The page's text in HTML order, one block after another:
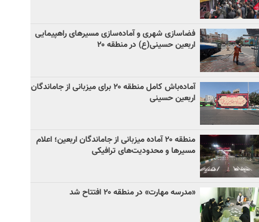
فضاسازی شهری و آماده‌سازی مسیرهای راهپیمایی
اربعین حسینی(ع) در منطقه ۲۰
آماده‌باش کامل منطقه ۲۰ برای میزبانی از جاماندگان
اربعین حسینی
منطقه ۲۰ آماده میزبانی از جاماندگان اربعین؛ اعلام
مسیرها و محدودیت‌های ترافیکی
«مدرسه مهارت» در منطقه ۲۰ افتتاح شد